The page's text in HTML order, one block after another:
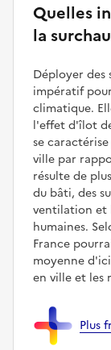
Quelles
la
Déployer des
impératif
climatique.
l'effet d'îlot
se
ville par
résulte de
du bâti, des
ventilation et
humaines.
France
moyenne
en ville et les
Plus